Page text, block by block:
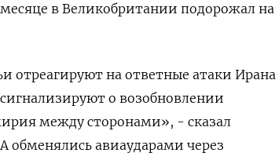
‌в Великобритании подорожал на
на ответные атаки Ирана
о возобновлении
между сторонами», - сказал
обменялись авиаударами через